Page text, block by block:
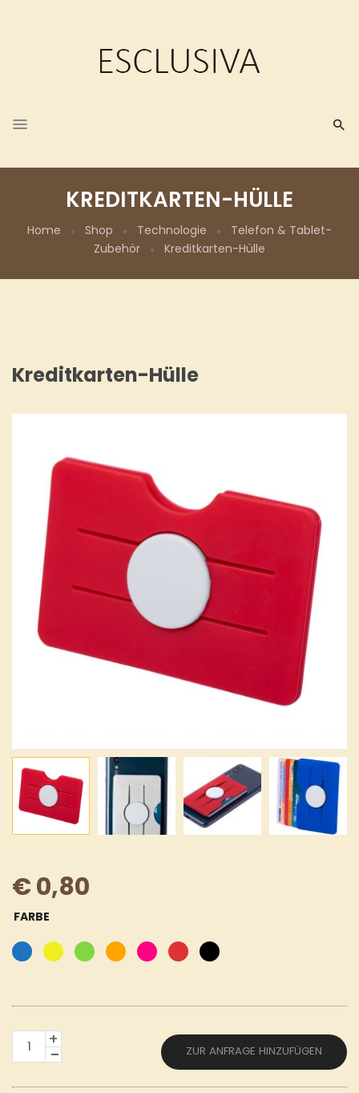
KREDITKARTEN-HÜLLE
Home Shop Technologie
Telefon & Tablet-
Zubehör
Kreditkarten-Hülle
Kreditkarten-Hülle
€0,80
FARBE
KREDITKARTEN-
HÜLLE
MENGE
ZUR ANFRAGE HINZUFÜGEN